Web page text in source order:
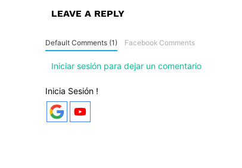
LEAVE A REPLY
Default Comments (1) Facebook Comments
Iniciar sesión para dejar un comentario
Inicia Sesión !